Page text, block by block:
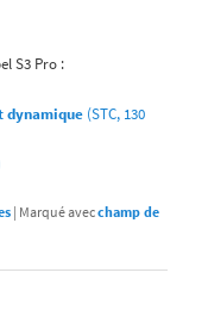
S3 Pro :
dynamique(STC, 130
| Marqué avecchamp de